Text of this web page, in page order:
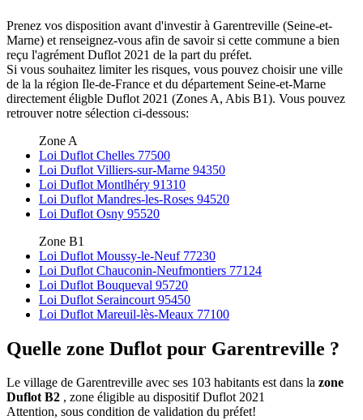
Prenez vos disposition avant d'investir à Garentreville (Seine-et-
Marne) et renseignez-vous afin de savoir si cette commune a bien
reçu l'agrément Duflot 2021 de la part du préfet.
Si vous souhaitez limiter les risques, vous pouvez choisir une ville
de la la région Ile-de-France et du département Seine-et-Marne
directement éligble Duflot 2021 (Zones A, Abis B1). Vous pouvez
retrouver notre sélection ci-dessous:
Zone A
Loi Duflot Chelles 77500
Loi Duflot Villiers-sur-Marne 94350
Loi Duflot Montlhéry 91310
Loi Duflot Mandres-les-Roses 94520
Loi Duflot Osny 95520
Zone B1
Loi Duflot Moussy-le-Neuf 77230
Loi Duflot Chauconin-Neufmontiers 77124
Loi Duflot Bouqueval 95720
Loi Duflot Seraincourt 95450
Loi Duflot Mareuil-lès-Meaux 77100
Quelle zone Duflot pour Garentreville ?
Le village de Garentreville avec ses 103 habitants est dans la zone
Duflot B2 , zone éligible au dispositif Duflot 2021
Attention, sous condition de validation du préfet!